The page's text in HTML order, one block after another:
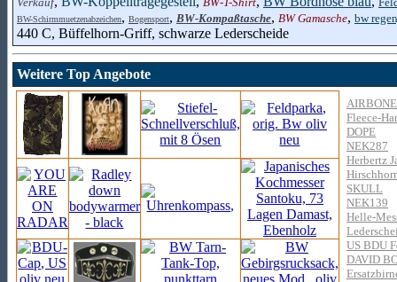
BW-Schirmmuetzenabzeichen, Bogensport, BW-Kompaßtasche, BW Gamasche, bw
440 C, Büffelhorn-Griff, schwarze Lederscheide
Weitere Top Angebote
AIRBONE
Fleece-
DOPE
NEK287
Herbertz
SKULL
NEK139
Helle-
US BDU
DAVID